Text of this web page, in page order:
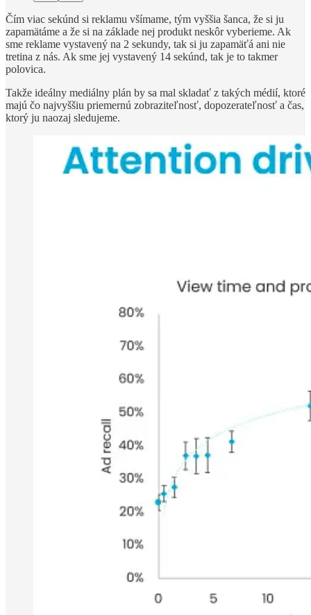
Čím viac sekúnd si reklamu všímame, tým vyššia šanca, že si ju
zapamätáme a že si na základe nej produkt neskôr vyberieme. Ak
sme reklame vystavený na 2 sekundy, tak si ju zapamäťá ani nie
tretina z nás. Ak sme jej vystavený 14 sekúnd, tak je to takmer
polovica.
Takže ideálny mediálny plán by sa mal skladať z takých médií, ktoré
majú čo najvyššiu priemernú zobraziteľnosť, dopozerateľnosť a čas,
ktorý ju naozaj sledujeme.